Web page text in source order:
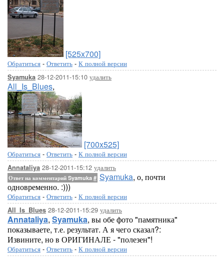
[525x700]
Обратиться - Ответить - К полной версии
Syamuka 28-12-2011-15:10 удалить
All_Is_Blues,
[700x525]
Обратиться - Ответить - К полной версии
Annataliya 28-12-2011-15:12 удалить
Ответ на комментарий Syamuka # Syamuka, о, почти
одновременно. :)))
Обратиться - Ответить - К полной версии
All_Is_Blues 28-12-2011-15:29 удалить
Annataliya, Syamuka, вы обе фото "памятника"
показываете, т.е. результат. А я чего сказал?:
Извините, но в ОРИГИНАЛЕ - "полезен"!
Обратиться - Ответить - К полной версии